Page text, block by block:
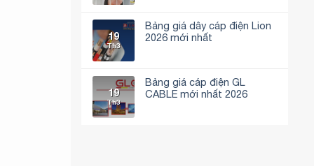
ứng
dụng
của
RS485
gì?
Nguyên
lý
dụng
trong
thực
ở
Bảng
giá
DAPHACO
2026
mới
19
Th3
Bảng giá dây cáp điện Lion
2026 mới nhất
ở
Bảng
giá
19
Th3
Bảng giá cáp điện GL
CABLE mới nhất 2026